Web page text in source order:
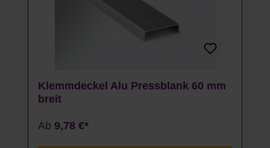
Klemmdeckel Alu Pressblank 60 mm
breit
Ab 9,78 €*